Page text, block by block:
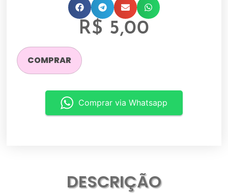
R$ 5,00
COMPRAR
Comprar via Whatsapp
DESCRIÇÃO